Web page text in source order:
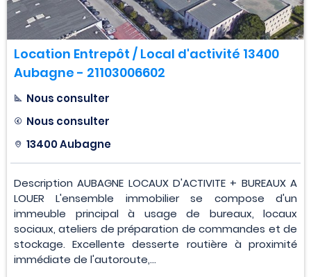
Location Entrepôt / Local d'activité 13400
Aubagne - 21103006602
Nous consulter
Nous consulter
13400 Aubagne
Description AUBAGNE LOCAUX D'ACTIVITE + BUREAUX A
LOUER L'ensemble immobilier se compose d'un
immeuble principal à usage de bureaux, locaux
sociaux, ateliers de préparation de commandes et de
stockage. Excellente desserte routière à proximité
immédiate de l'autoroute,...